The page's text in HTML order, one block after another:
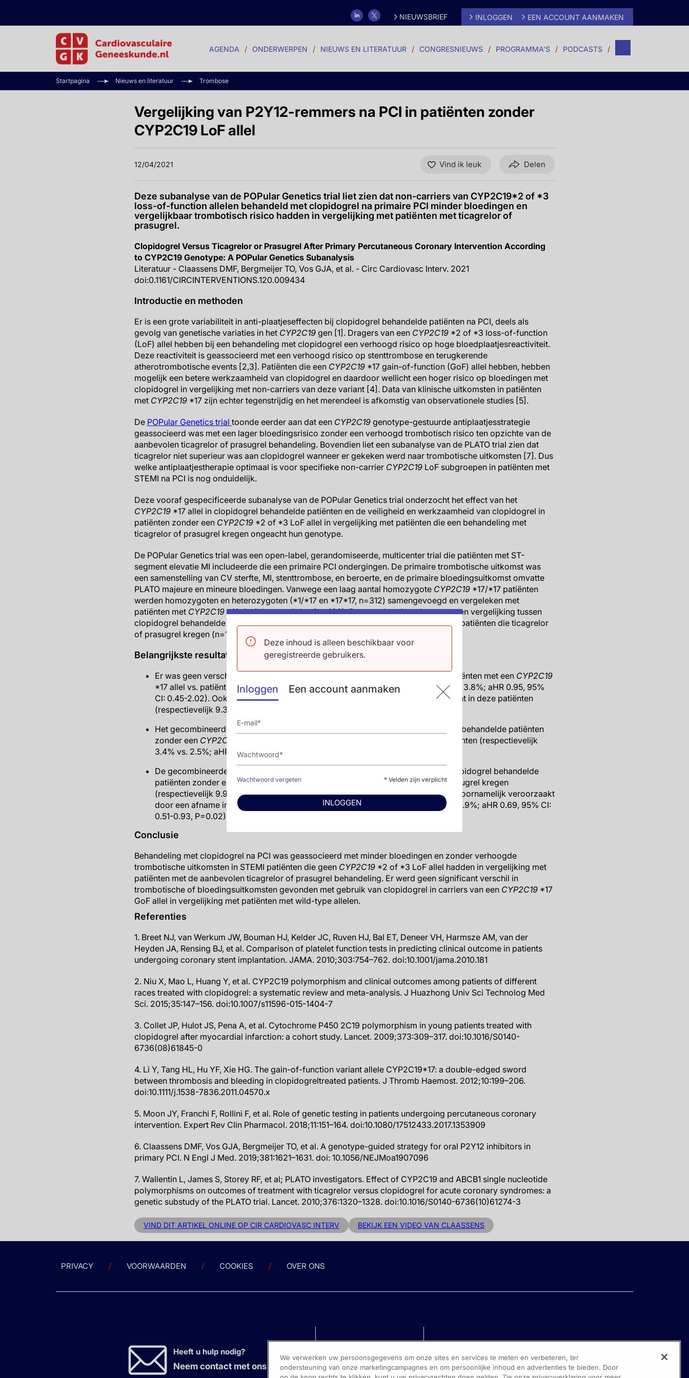
Deze inhoud is alleen beschikbaar voor
geregistreerde gebruikers.
Inloggen Een account aanmaken
Wachtwoord vergeten * Velden zijn verplicht
INLOGGEN
NIEUWSBRIEF INLOGGEN EEN ACCOUNT AANMAKEN
AGENDA ONDERWERPEN NIEUWS EN LITERATUUR CONGRESNIEUWS PROGRAMMA'S PODCASTS
Startpagina Nieuws en literatuur Trombose
Vergelijking van P2Y12-remmers na PCI in patiënten zonder
CYP2C19 LoF allel
12/04/2021 Vind ik leuk Delen
Deze subanalyse van de POPular Genetics trial liet zien dat non-carriers van CYP2C19*2 of *3
loss-of-function allelen behandeld met clopidogrel na primaire PCI minder bloedingen en
vergelijkbaar trombotisch risico hadden in vergelijking met patiënten met ticagrelor of
prasugrel.
Clopidogrel Versus Ticagrelor or Prasugrel After Primary Percutaneous Coronary Intervention According
to CYP2C19 Genotype: A POPular Genetics Subanalysis
Literatuur - Claassens DMF, Bergmeijer TO, Vos GJA, et al. - Circ Cardiovasc Interv. 2021
doi:0.1161/CIRCINTERVENTIONS.120.009434
Introductie en methoden
Er is een grote variabiliteit in anti-plaatjeseffecten bij clopidogrel behandelde patiënten na PCI, deels als
gevolg van genetische variaties in het CYP2C19 gen [1]. Dragers van een CYP2C19 *2 of *3 loss-of-function
(LoF) allel hebben bij een behandeling met clopidogrel een verhoogd risico op hoge bloedplaatjesreactiviteit.
Deze reactiviteit is geassocieerd met een verhoogd risico op stenttrombose en terugkerende
atherotrombotische events [2,3]. Patiënten die een CYP2C19 *17 gain-of-function (GoF) allel hebben, hebben
mogelijk een betere werkzaamheid van clopidogrel en daardoor wellicht een hoger risico op bloedingen met
clopidogrel in vergelijking met non-carriers van deze variant [4]. Data van klinische uitkomsten in patiënten
met CYP2C19 *17 zijn echter tegenstrijdig en het merendeel is afkomstig van observationele studies [5].
De POPular Genetics trial toonde eerder aan dat een CYP2C19 genotype-gestuurde antiplaatjesstrategie
geassocieerd was met een lager bloedingsrisico zonder een verhoogd trombotisch risico ten opzichte van de
aanbevolen ticagrelor of prasugrel behandeling. Bovendien liet een subanalyse van de PLATO trial zien dat
ticagrelor niet superieur was aan clopidogrel wanneer er gekeken werd naar trombotische uitkomsten [7]. Dus
welke antiplaatjestherapie optimaal is voor specifieke non-carrier CYP2C19 LoF subgroepen in patiënten met
STEMI na PCI is nog onduidelijk.
Deze vooraf gespecificeerde subanalyse van de POPular Genetics trial onderzocht het effect van het
CYP2C19 *17 allel in clopidogrel behandelde patiënten en de veiligheid en werkzaamheid van clopidogrel in
patiënten zonder een CYP2C19 *2 of *3 LoF allel in vergelijking met patiënten die een behandeling met
ticagrelor of prasugrel kregen ongeacht hun genotype.
De POPular Genetics trial was een open-label, gerandomiseerde, multicenter trial die patiënten met ST-
segment elevatie MI includeerde die een primaire PCI ondergingen. De primaire trombotische uitkomst was
een samenstelling van CV sterfte, MI, stenttrombose, en beroerte, en de primaire bloedingsuitkomst omvatte
PLATO majeure en mineure bloedingen. Vanwege een laag aantal homozygote CYP2C19 *17/*17 patiënten
werden homozygoten en heterozygoten (*1/*17 en *17*17, n=312) samengevoegd en vergeleken met
patiënten met CYP2C19 *1/*1 wild-type allelen (n=420). De tweede subanalyse was een vergelijking tussen
clopidogrel behandelde patiënten zonder eenCYP2C19*2 of *3 LoF allel (n=821) en patiënten die ticagrelor
of prasugrel kregen (n=1608). Behandeling en follow-up was 12 maanden.
Belangrijkste resultaten
Er was geen verschil voor het gecombineerde trombotische eindpunt tussen patiënten met een CYP2C19
*17 allel vs. patiënten met eenCYP2C19 *1/*1 genotype (respectievelijk 3.8% vs. 3.8%; aHR 0.95, 95%
CI: 0.45-2.02). Ook was er geen verschil in het gecombineerde bloedingseindpunt in deze patiënten
(respectievelijk 9.3% vs. 11.2%; aHR 0.74, 95% CI: 0.48-1.18).
Het gecombineerde trombotische uitkomst kwam even vaak voor in clopidogrel behandelde patiënten
zonder een CYP2C19
2 of *3 allel als in ticagrelor of prasugrel behandelde patiënten (respectievelijk
3.4% vs. 2.5%; aHR 1.14, 95% CI: 0.68-1.90).
De gecombineerde bloedingsuitkomst kwam significant minder vaak voor in clopidogrel behandelde
patiënten zonder een LoF allel in vergelijking met patiënten die ticagrelor of prasugrel kregen
(respectievelijk 9.9% vs. 11.7%; aHR 0.74, 95% CI: 0.56-0.96, P=0.03). Dit werd voornamelijk veroorzaakt
door een afname in PLATO mineure bloedingsuitkomst (respectievelijk 7.7% vs. 9.9%; aHR 0.69, 95% CI:
0.51-0.93, P=0.02).
Conclusie
Behandeling met clopidogrel na PCI was geassocieerd met minder bloedingen en zonder verhoogde
trombotische uitkomsten in STEMI patiënten die geen CYP2C19 *2 of *3 LoF allel hadden in vergelijking met
patiënten met de aanbevolen ticagrelor of prasugrel behandeling. Er werd geen significant verschil in
trombotische of bloedingsuitkomsten gevonden met gebruik van clopidogrel in carriers van een CYP2C19 *17
GoF allel in vergelijking met patiënten met wild-type allelen.
Referenties
1. Breet NJ, van Werkum JW, Bouman HJ, Kelder JC, Ruven HJ, Bal ET, Deneer VH, Harmsze AM, van der
Heyden JA, Rensing BJ, et al. Comparison of platelet function tests in predicting clinical outcome in patients
undergoing coronary stent implantation. JAMA. 2010;303:754–762. doi:10.1001/jama.2010.181
2. Niu X, Mao L, Huang Y, et al. CYP2C19 polymorphism and clinical outcomes among patients of different
races treated with clopidogrel: a systematic review and meta-analysis. J Huazhong Univ Sci Technolog Med
Sci. 2015;35:147–156. doi:10.1007/s11596-015-1404-7
3. Collet JP, Hulot JS, Pena A, et al. Cytochrome P450 2C19 polymorphism in young patients treated with
clopidogrel after myocardial infarction: a cohort study. Lancet. 2009;373:309–317. doi:10.1016/S0140-
6736(08)61845-0
4. Li Y, Tang HL, Hu YF, Xie HG. The gain-of-function variant allele CYP2C19*17: a double-edged sword
between thrombosis and bleeding in clopidogreltreated patients. J Thromb Haemost. 2012;10:199–206.
doi:10.1111/j.1538-7836.2011.04570.x
5. Moon JY, Franchi F, Rollini F, et al. Role of genetic testing in patients undergoing percutaneous coronary
intervention. Expert Rev Clin Pharmacol. 2018;11:151–164. doi:10.1080/17512433.2017.1353909
6. Claassens DMF, Vos GJA, Bergmeijer TO, et al. A genotype-guided strategy for oral P2Y12 inhibitors in
primary PCI. N Engl J Med. 2019;381:1621–1631. doi: 10.1056/NEJMoa1907096
7. Wallentin L, James S, Storey RF, et al; PLATO investigators. Effect of CYP2C19 and ABCB1 single nucleotide
polymorphisms on outcomes of treatment with ticagrelor versus clopidogrel for acute coronary syndromes: a
genetic substudy of the PLATO trial. Lancet. 2010;376:1320–1328. doi:10.1016/S0140-6736(10)61274-3
VIND DIT ARTIKEL ONLINE OP CIR CARDIOVASC INTERV BEKIJK EEN VIDEO VAN CLAASSENS
PRIVACY VOORWAARDEN COOKIES OVER ONS
Heeft u hulp nodig?
Neem contact met ons op
We verwerken uw persoonsgegevens om onze sites en services te meten en verbeteren, ter
ondersteuning van onze marketingcampagnes en om persoonlijke inhoud en advertenties te bieden. Door